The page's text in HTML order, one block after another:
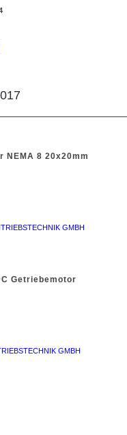
8 20x20mm
GMBH
Getriebemotor
GMBH